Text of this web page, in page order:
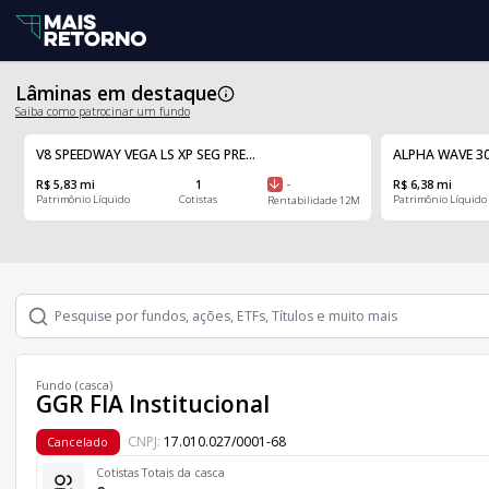
Lâminas em destaque
Saiba como patrocinar um fundo
V8 SPEEDWAY VEGA LS XP SEG PRE...
R$ 5,83 mi
Patrimônio Líquido
1
Cotistas
-
Rentabilidade 12M
ALPHA WAVE
R$ 6,38 mi
Patrimônio Líquido
Fundo (casca)
GGR FIA Institucional
Cancelado CNPJ: 17.010.027/0001-68
Cotistas Totais da casca